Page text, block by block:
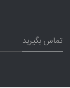
تماس بگیرید